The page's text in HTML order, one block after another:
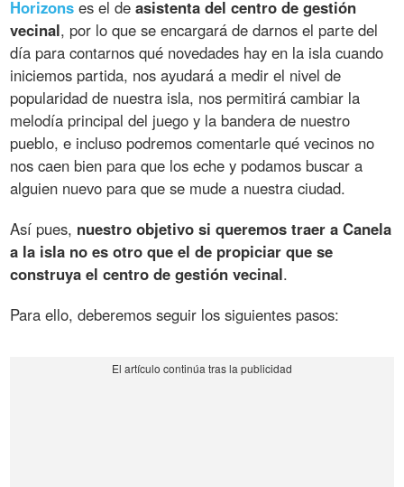
Horizons es el deasistenta del centro de gestión
vecinal, por lo que se encargará de darnos el parte del
día para contarnos qué novedades hay en la isla cuando
iniciemos partida, nos ayudará a medir el nivel de
popularidad de nuestra isla, nos permitirá cambiar la
melodía principal del juego y la bandera de nuestro
pueblo, e incluso podremos comentarle qué vecinos no
nos caen bien para que los eche y podamos buscar a
alguien nuevo para que se mude a nuestra ciudad.
Así pues, nuestro objetivo si queremos traer a Canela
a la isla no es otro que el de propiciar que se
construya el centro de gestión vecinal.
Para ello, deberemos seguir los siguientes pasos: